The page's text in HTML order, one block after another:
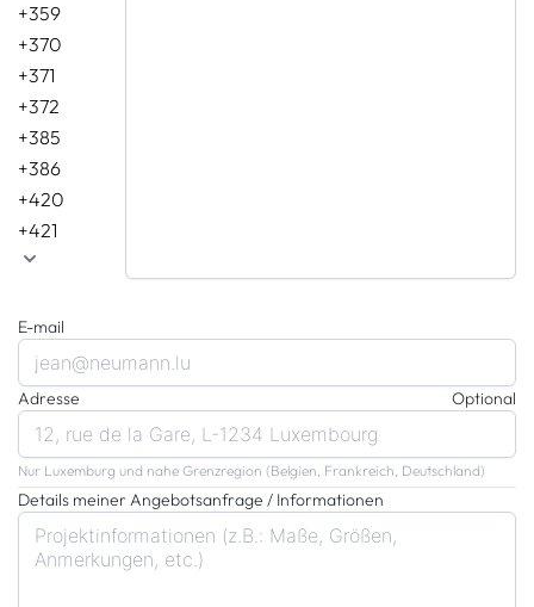
+359
+370
+371
+372
+385
+386
+420
+421
E-mail
Adresse Optional
Nur Luxemburg und nahe Grenzregion (Belgien, Frankreich, Deutschland)
Details meiner Angebotsanfrage / Informationen